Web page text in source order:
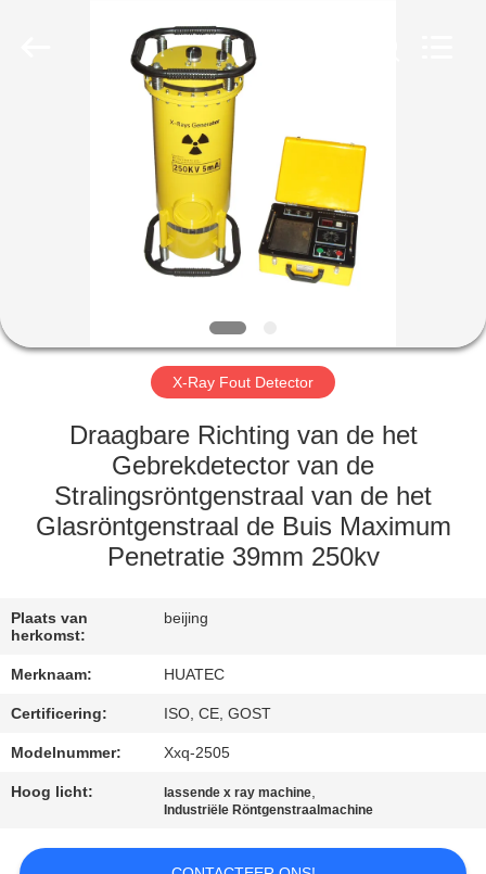
PRODUCTEN
ONGEVEER
FABRIEKSREIS
KWALITEITSCONTROLE
CONTACTEER
ONS
OM EEN
CITAAT
PRIVACY
POLICY
X-Ray Fout Detector
Draagbare Richting van de het
Gebrekdetector van de
Stralingsröntgenstraal van de het
Glasröntgenstraal de Buis Maximum
Penetratie 39mm 250kv
Plaats van
herkomst:
beijing
Merknaam: HUATEC
Certificering: ISO, CE, GOST
Modelnummer: Xxq-2505
Hoog licht: lassende x ray machine,
Industriële Röntgenstraalmachine